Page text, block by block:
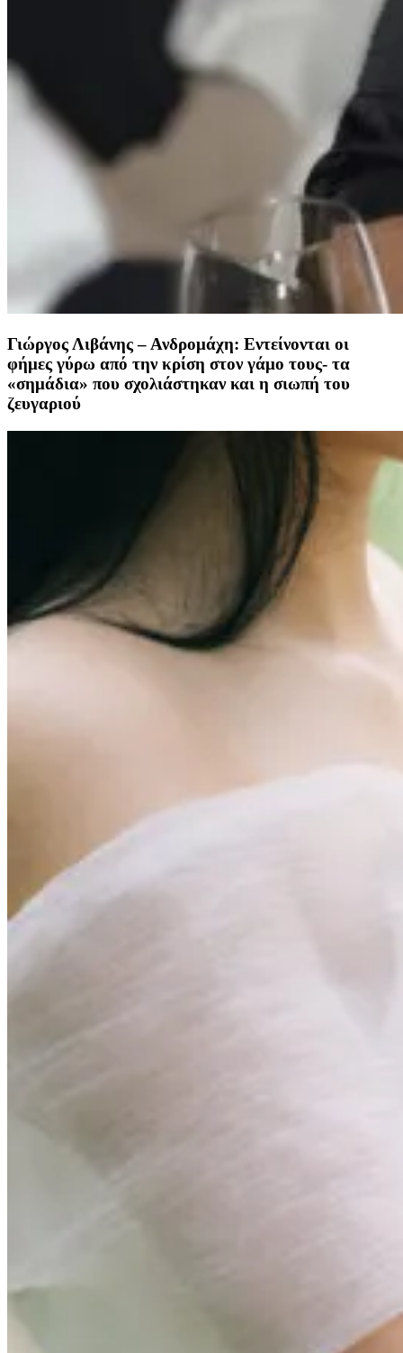
Γιώργος Λιβάνης – Ανδρομάχη: Εντείνονται οι
φήμες γύρω από την κρίση στον γάμο τους- τα
«σημάδια» που σχολιάστηκαν και η σιωπή του
ζευγαριού